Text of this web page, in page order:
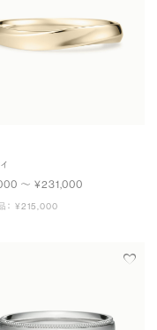
〜 ¥231,000
： ¥215,000